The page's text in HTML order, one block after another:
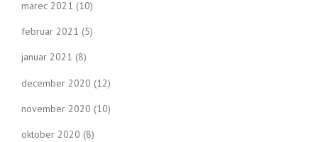
marec 2021 (10)
februar 2021 (5)
januar 2021 (8)
december 2020 (12)
november 2020 (10)
oktober 2020 (8)